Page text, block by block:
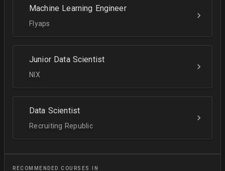
Machine Learning Engineer
Flyaps
Junior Data Scientist
NIX
Data Scientist
Recruiting Republic
RECOMMENDED COURSES IN